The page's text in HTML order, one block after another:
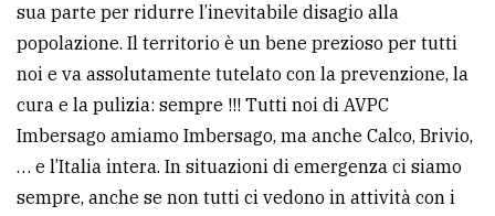
sua parte per ridurre l’inevitabile disagio alla
popolazione. Il territorio è un bene prezioso per tutti
noi e va assolutamente tutelato con la prevenzione, la
cura e la pulizia: sempre !!! Tutti noi di AVPC
Imbersago amiamo Imbersago, ma anche Calco, Brivio,
… e l’Italia intera. In situazioni di emergenza ci siamo
sempre, anche se non tutti ci vedono in attività con i